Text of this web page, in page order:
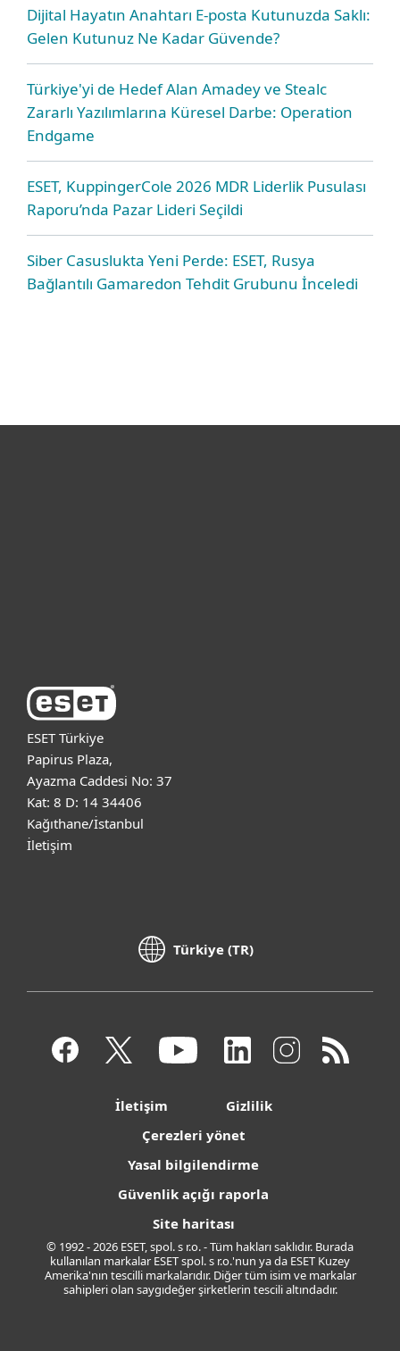
Dijital Hayatın Anahtarı E-posta Kutunuzda Saklı:
Gelen Kutunuz Ne Kadar Güvende?
Türkiye'yi de Hedef Alan Amadey ve Stealc
Zararlı Yazılımlarına Küresel Darbe: Operation
Endgame
ESET, KuppingerCole 2026 MDR Liderlik Pusulası
Raporu’nda Pazar Lideri Seçildi
Siber Casuslukta Yeni Perde: ESET, Rusya
Bağlantılı Gamaredon Tehdit Grubunu İnceledi
ESET Türkiye
Papirus Plaza,
Ayazma Caddesi No: 37
Kat: 8 D: 14 34406
Kağıthane/İstanbul
İletişim
Türkiye (TR)
İletişim
Gizlilik
Çerezleri yönet
Yasal bilgilendirme
Güvenlik açığı raporla
Site haritası
© 1992 - 2026 ESET, spol. s r.o. - Tüm hakları saklıdır. Burada
kullanılan markalar ESET spol. s r.o.'nun ya da ESET Kuzey
Amerika'nın tescilli markalarıdır. Diğer tüm isim ve markalar
sahipleri olan saygıdeğer şirketlerin tescili altındadır.